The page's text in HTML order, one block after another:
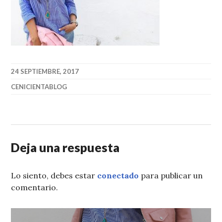
24 SEPTIEMBRE, 2017
CENICIENTABLOG
Deja una respuesta
Lo siento, debes estar conectado para publicar un
comentario.